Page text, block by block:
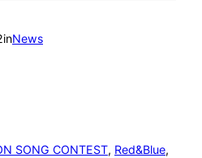
inNews
SONG CONTEST, Red&Blue